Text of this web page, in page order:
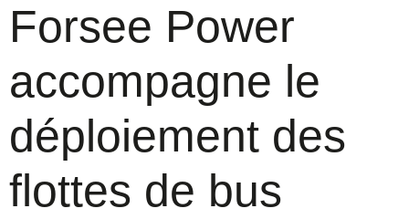
Forsee Power
accompagne le
déploiement des
flottes de bus